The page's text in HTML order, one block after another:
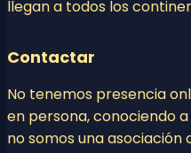
llegan a todos los
Contactar
No tenemos presencia
en persona, conociendo
no somos una